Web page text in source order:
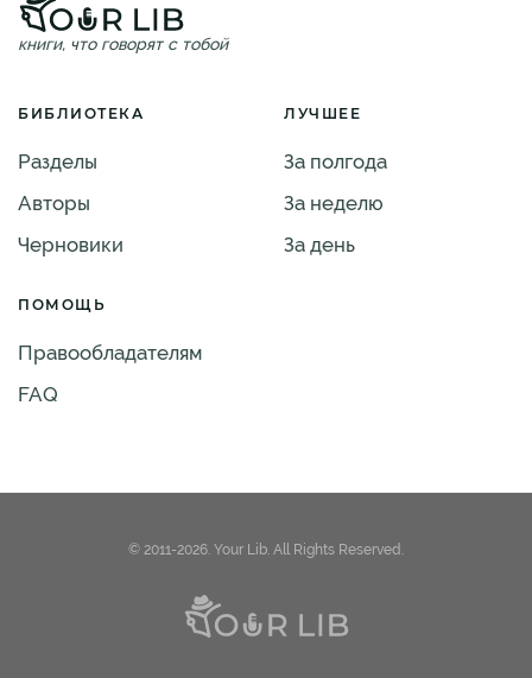
книги, что говорят с тобой
БИБЛИОТЕКА
Разделы
Авторы
Черновики
ЛУЧШЕЕ
За полгода
За неделю
За день
ПОМОЩЬ
Правообладателям
FAQ
© 2011-2026. Your Lib. All Rights Reserved.